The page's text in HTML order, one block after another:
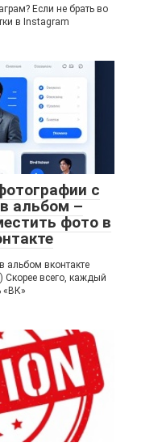
Если не брать во
в Instagram
с
альбом –
фото в
альбом вконтакте
Скорее всего, каждый
«ВК»